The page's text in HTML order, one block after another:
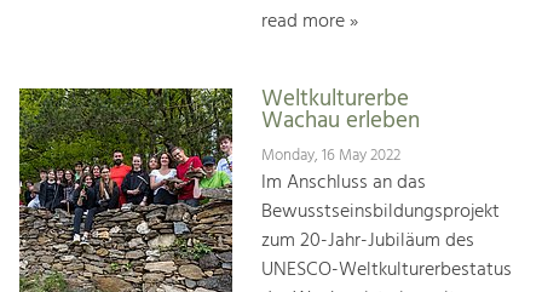
read more »
Weltkulturerbe
Wachau erleben
Monday, 16 May 2022
Im Anschluss an das
Bewusstseinsbildungsprojekt
zum 20-Jahr-Jubiläum des
UNESCO-Weltkulturerbestatus